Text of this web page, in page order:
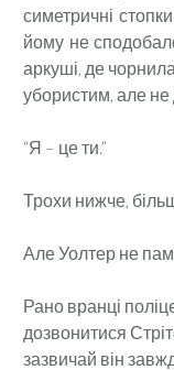
симетричні
йому не
аркуші, де
убористим, але
“Я – це ти.”
Трохи нижче,
Але Уолтер не
Рано вранці
дозвонитися
зазвичай він